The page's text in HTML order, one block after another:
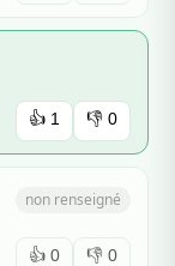
👍 1 👎 0
non renseigné
👍 0 👎 0